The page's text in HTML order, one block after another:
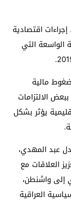
اقتصادية
الواسعة التي
مالية
الالتزامات
يؤثر بشكل
عبد المهدي،
العلاقات مع
إلى واشنطن،
العراقية